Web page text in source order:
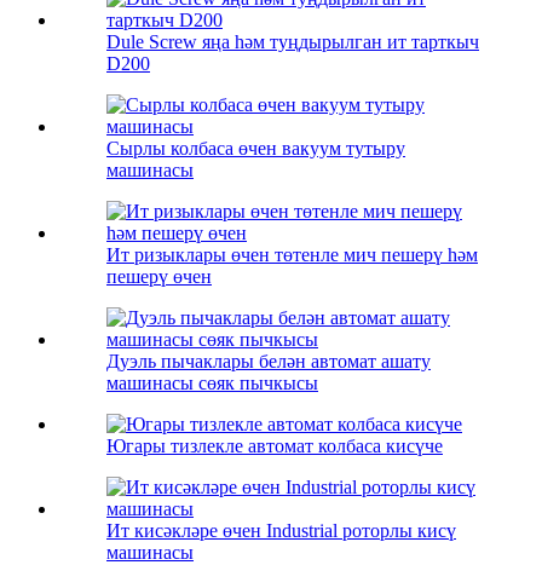
Dule Screw яңа һәм туңдырылган ит тарткыч
D200
Сырлы колбаса өчен вакуум тутыру
машинасы
Ит ризыклары өчен төтенле мич пешерү һәм
пешерү өчен
Дуэль пычаклары белән автомат ашату
машинасы сөяк пычкысы
Югары тизлекле автомат колбаса кисүче
Ит кисәкләре өчен Industrial роторлы кисү
машинасы